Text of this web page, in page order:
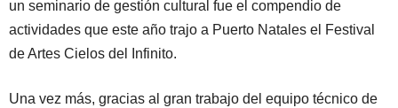
un seminario de gestión cultural fue el compendio de
actividades que este año trajo a Puerto Natales el Festival
de Artes Cielos del Infinito.
Una vez más, gracias al gran trabajo del equipo técnico de